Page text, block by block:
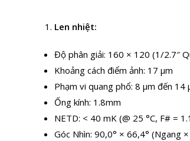
Len nhiệt:
Độ phân giải: 160 × 120 (1/2.7″
Khoảng cách điểm ảnh: 17 μm
Phạm vi quang phổ: 8 μm đến 14
Ống kính: 1.8mm
NETD: < 40 mK (@ 25 °C, F# =
Góc Nhìn: 90,0° × 66,4° (Ngang